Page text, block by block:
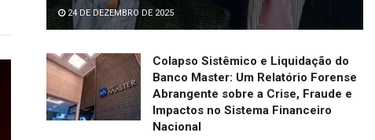
24 DE DEZEMBRO DE 2025
Colapso Sistêmico e Liquidação do
Banco Master: Um Relatório Forense
Abrangente sobre a Crise, Fraude e
Impactos no Sistema Financeiro
Nacional